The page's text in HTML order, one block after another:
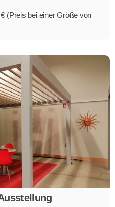
(Preis bei einer Größe von